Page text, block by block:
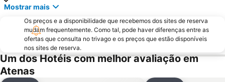
Templo de Poseidon
OAKA Olympic Stadium
Rafina Port
Passeio por Atenas
Museu da Acrópole
Pedion Areos
Neo Iraklio Attikis
Peiraiki
Mostrar mais
Os preços e a disponibilidade que recebemos dos sites de reserva
mudam frequentemente. Como tal, pode haver diferenças entre as
ofertas que consulta no trivago e os preços que estão disponíveis
nos sites de reserva.
Um dos Hotéis com melhor avaliação em
Atenas